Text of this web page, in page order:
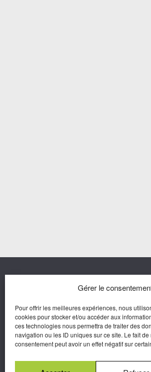
Gérer le
Pour offrir les meilleures expériences, nous
cookies pour stocker et/ou accéder aux
ces technologies nous permettra de traiter des
navigation ou les ID uniques sur ce site. Le fait
consentement peut avoir un effet négatif sur
Une marque d’Agora Médias,
Éditeur de presse.